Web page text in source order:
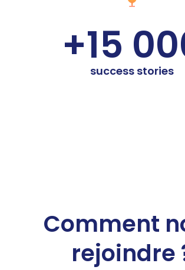
+15
success stories
Comment
rejoindre